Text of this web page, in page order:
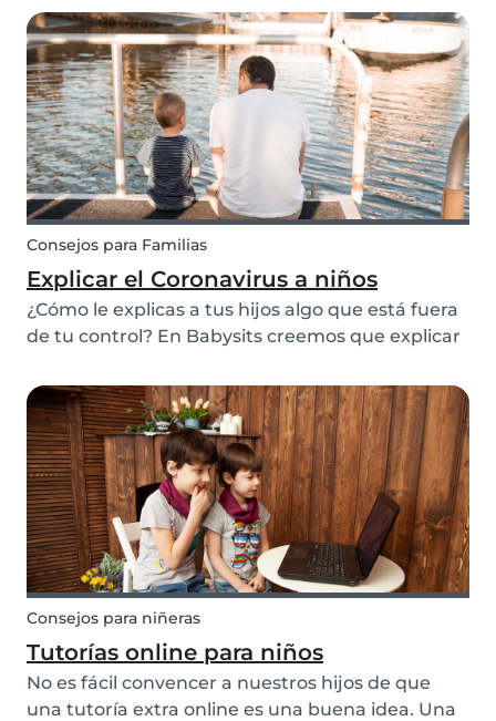
lugar específico de lunes a viernes. Trabajar
desde casa puede ser atractivo pero al mismo
tiempo...
Consejos para Familias
Explicar el Coronavirus a niños
¿Cómo le explicas a tus hijos algo que está fuera
de tu control? En Babysits creemos que explicar
Covid-19 se puede hacer de una manera
amigable para los niños. Si tus hijos tienen la
edad sufic...
Consejos para niñeras
Tutorías online para niños
No es fácil convencer a nuestros hijos de que
una tutoría extra online es una buena idea. Una